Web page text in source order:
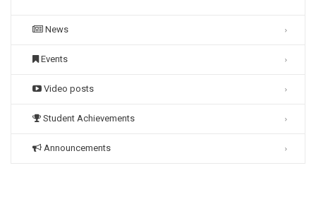
News
Events
Video posts
Student Achievements
Announcements